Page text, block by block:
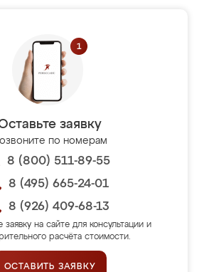
заявку
по номерам
8 (800) 511-89-55
8 (495) 665-24-01
8 (926) 409-68-13
заявку на сайте для консультации и
расчёта стоимости.
ОСТАВИТЬ ЗАЯВКУ